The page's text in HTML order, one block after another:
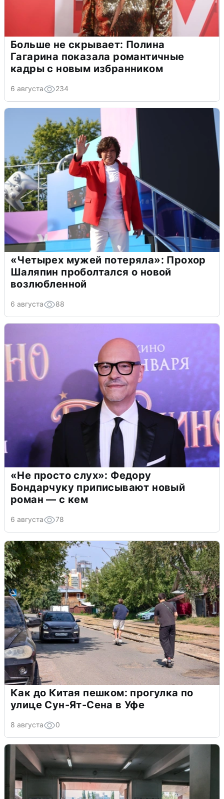
Больше не скрывает: Полина
Гагарина показала романтичные
кадры с новым избранником
6 августа 234
«Четырех мужей потеряла»: Прохор
Шаляпин проболтался о новой
возлюбленной
6 августа 88
«Не просто слух»: Федору
Бондарчуку приписывают новый
роман — с кем
6 августа 78
Как до Китая пешком: прогулка по
улице Сун-Ят-Сена в Уфе
8 августа 0